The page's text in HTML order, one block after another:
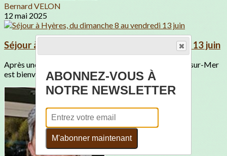
Bernard VELON
12 mai 2025
Séjour à Hyères, du dimanche 8 au vendredi 13 juin
Après une matinée de car, le premier arrêt à Saint-Cyr-sur-Mer
est bienvenu.Un agréable parcours...
ABONNEZ-VOUS À
NOTRE NEWSLETTER
M'abonner maintenant